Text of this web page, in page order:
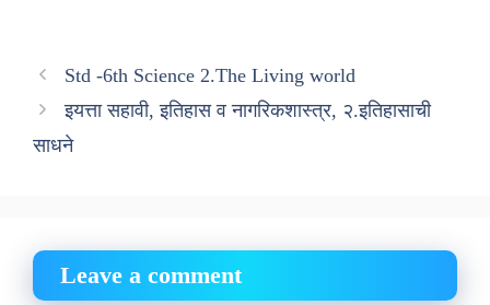
Std -6th Science 2.The Living world
इयत्ता सहावी, इतिहास व नागरिकशास्त्र, २.इतिहासाची
साधने
Leave a comment